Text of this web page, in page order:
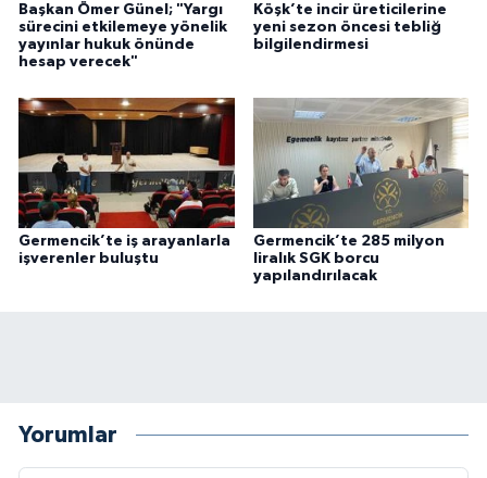
Başkan Ömer Günel; "Yargı
sürecini etkilemeye yönelik
yayınlar hukuk önünde
hesap verecek"
Köşk’te incir üreticilerine
yeni sezon öncesi tebliğ
bilgilendirmesi
Germencik’te iş arayanlarla
işverenler buluştu
Germencik’te 285 milyon
liralık SGK borcu
yapılandırılacak
Yorumlar